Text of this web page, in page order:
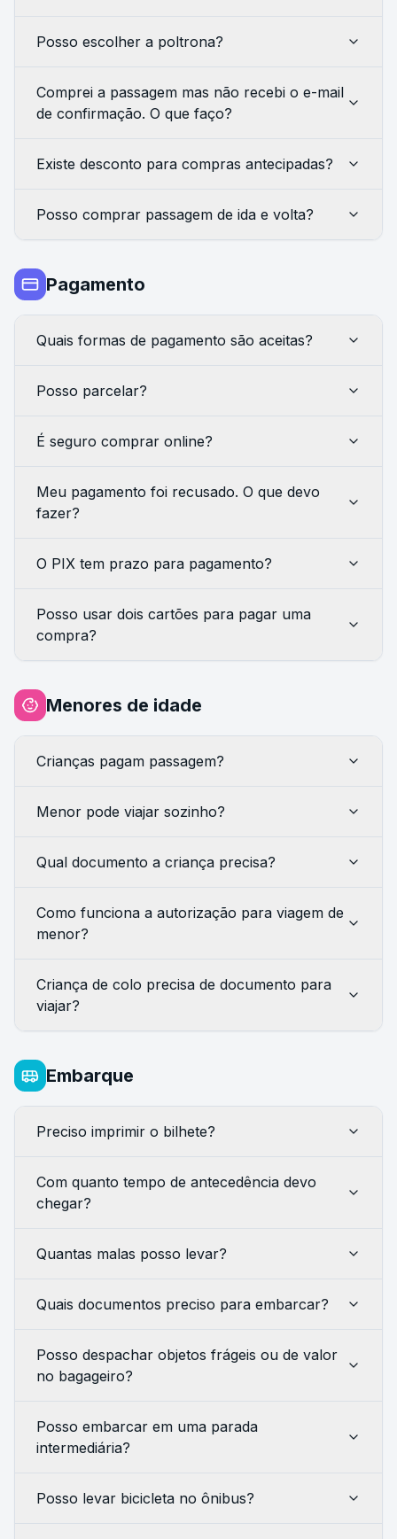
Posso escolher a poltrona?
Comprei a passagem mas não recebi o e-mail
de confirmação. O que faço?
Existe desconto para compras antecipadas?
Posso comprar passagem de ida e volta?
Pagamento
Quais formas de pagamento são aceitas?
Posso parcelar?
É seguro comprar online?
Meu pagamento foi recusado. O que devo
fazer?
O PIX tem prazo para pagamento?
Posso usar dois cartões para pagar uma
compra?
Menores de idade
Crianças pagam passagem?
Menor pode viajar sozinho?
Qual documento a criança precisa?
Como funciona a autorização para viagem de
menor?
Criança de colo precisa de documento para
viajar?
Embarque
Preciso imprimir o bilhete?
Com quanto tempo de antecedência devo
chegar?
Quantas malas posso levar?
Quais documentos preciso para embarcar?
Posso despachar objetos frágeis ou de valor
no bagageiro?
Posso embarcar em uma parada
intermediária?
Posso levar bicicleta no ônibus?